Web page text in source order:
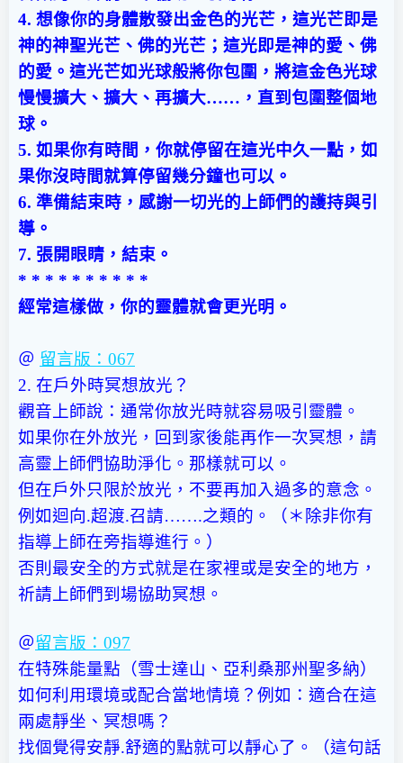
4. 想像你的身體散發出金色的光芒，這光芒即是
神的神聖光芒、佛的光芒；這光即是神的愛、佛
的愛。這光芒如光球般將你包圍，將這金色光球
慢慢擴大、擴大、再擴大……，直到包圍整個地
球。
5. 如果你有時間，你就停留在這光中久一點，如
果你沒時間就算停留幾分鐘也可以。
6. 準備結束時，感謝一切光的上師們的護持與引
導。
7. 張開眼睛，結束。
* * * * * * * * * *
經常這樣做，你的靈體就會更光明。
＠ 留言版：067
2. 在戶外時冥想放光？
觀音上師說：通常你放光時就容易吸引靈體。
如果你在外放光，回到家後能再作一次冥想，請
高靈上師們協助淨化。那樣就可以。
但在戶外只限於放光，不要再加入過多的意念。
例如迴向.超渡.召請…….之類的。（＊除非你有
指導上師在旁指導進行。）
否則最安全的方式就是在家裡或是安全的地方，
祈請上師們到場協助冥想。
＠留言版：097
在特殊能量點（雪士達山、亞利桑那州聖多納）
如何利用環境或配合當地情境？例如：適合在這
兩處靜坐、冥想嗎？
找個覺得安靜.舒適的點就可以靜心了。（這句話